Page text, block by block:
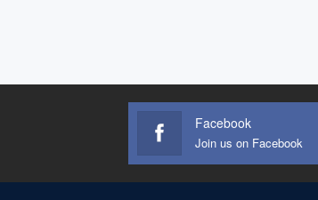
Facebook
Join us on Facebook